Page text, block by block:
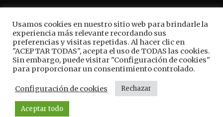
Usamos cookies en nuestro sitio web para brindarle la
experiencia más relevante recordando sus
preferencias y visitas repetidas. Al hacer clic en
"ACEPTAR TODAS", acepta el uso de TODAS las cookies.
Sin embargo, puede visitar "Configuración de cookies"
para proporcionar un consentimiento controlado.
Configuración de cookies Rechazar
Aceptar todo
ROLDE CONECTA
BUSCAR